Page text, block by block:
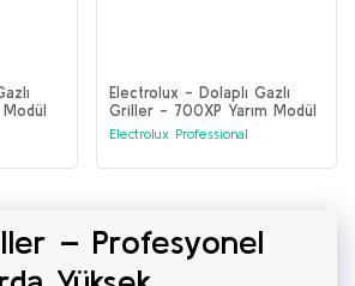
Electrolux - Dolaplı Gazlı
Griller - 700XP Yarım Modül
Serbest Gazlı Izgara (371237)
Electrolux Professional
– Profesyonel